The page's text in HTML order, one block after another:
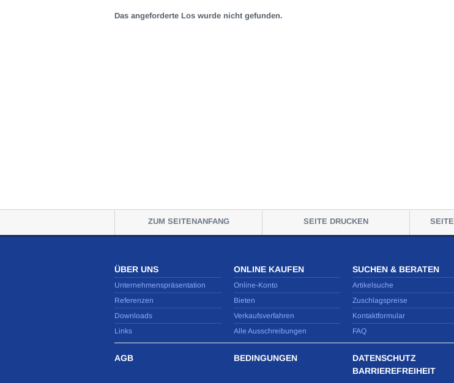
Das angeforderte Los wurde nicht gefunden.
ZUM SEITENANFANG SEITE DRUCKEN
ÜBER UNS
Unternehmenspräsentation
Referenzen
Downloads
Links
ONLINE KAUFEN
Online-Konto
Bieten
Verkaufsverfahren
Alle Ausschreibungen
SUCHEN & BERATEN
Artikelsuche
Zuschlagspreise
Kontaktformular
FAQ
AGB BEDINGUNGEN
DATENSCHUTZ
BARRIEREFREIHEIT